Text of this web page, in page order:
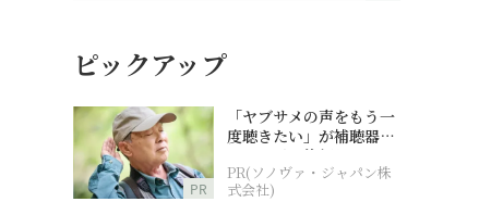
ピックアップ
PR
「ヤブサメの声をもう一
度聴きたい」が補聴器チ
ャレンジの後押しに
PR(ソノヴァ・ジャパン株
式会社)